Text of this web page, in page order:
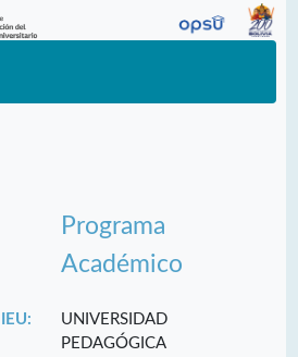
Programa
Académico
IEU:
UNIVERSIDAD
PEDAGÓGICA